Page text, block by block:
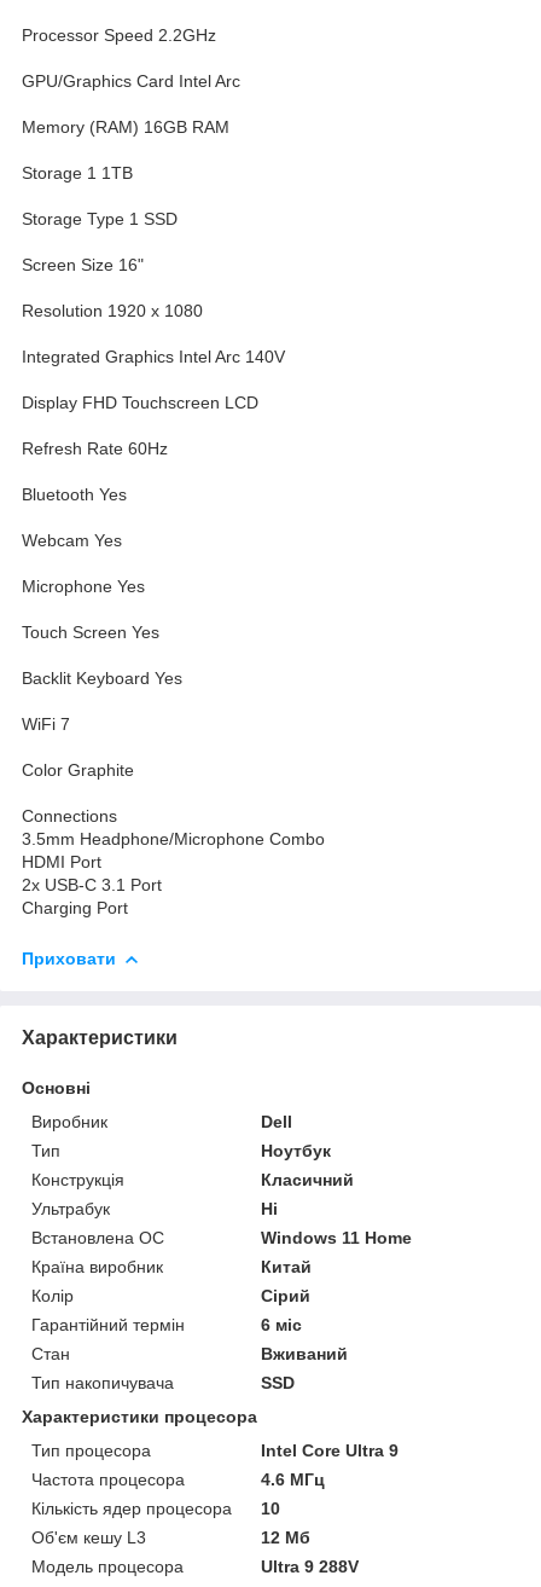
Processor Speed 2.2GHz
GPU/Graphics Card Intel Arc
Memory (RAM) 16GB RAM
Storage 1 1TB
Storage Type 1 SSD
Screen Size 16"
Resolution 1920 x 1080
Integrated Graphics Intel Arc 140V
Display FHD Touchscreen LCD
Refresh Rate 60Hz
Bluetooth Yes
Webcam Yes
Microphone Yes
Touch Screen Yes
Backlit Keyboard Yes
WiFi 7
Color Graphite
Connections
3.5mm Headphone/Microphone Combo
HDMI Port
2x USB-C 3.1 Port
Charging Port
Приховати
Характеристики
Основні
Виробник
Dell
Тип
Ноутбук
Конструкція
Класичний
Ультрабук
Ні
Встановлена ОС
Windows 11 Home
Країна виробник
Китай
Колір
Сірий
Гарантійний термін
6 міс
Стан
Вживаний
Тип накопичувача
SSD
Характеристики процесора
Тип процесора
Intel Core Ultra 9
Частота процесора
4.6 МГц
Кількість ядер процесора
10
Об'єм кешу L3
12 Мб
Модель процесора
Ultra 9 288V